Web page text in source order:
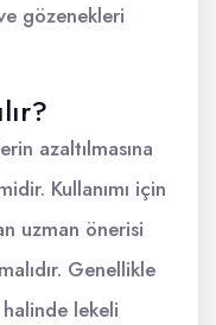
gözenekleri
azaltılmasına
Kullanımı için
uzman önerisi
Genellikle
lekeli